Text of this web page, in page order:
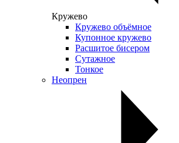
Кружево
Кружево объёмное
Купонное кружево
Расшитое бисером
Сутажное
Тонкое
Неопрен